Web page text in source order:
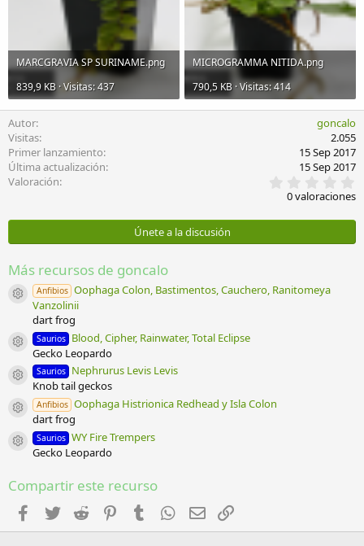
MARCGRAVIA SP SURINAME.png
839,9 KB · Visitas: 437
MICROGRAMMA NITIDA.png
790,5 KB · Visitas: 414
Autor
goncalo
Visitas
2.055
Primer lanzamiento
15 Sep 2017
Última actualización
15 Sep 2017
Valoración
,
0
s
0 valoraciones
Únete a la discusión
Más recursos de goncalo
Icono del recurso
Anfibios Oophaga Colon, Bastimentos, Cauchero, Ranitomeya
Vanzolinii
dart frog
Icono del recurso
Saurios Blood, Cipher, Rainwater, Total Eclipse
Gecko Leopardo
Icono del recurso
Saurios Nephrurus Levis Levis
Knob tail geckos
Icono del recurso
Anfibios Oophaga Histrionica Redhead y Isla Colon
dart frog
Icono del recurso
Saurios WY Fire Trempers
Gecko Leopardo
Compartir este recurso
Facebook
Twitter Reddit PinterestTumblr WhatsApp
Email